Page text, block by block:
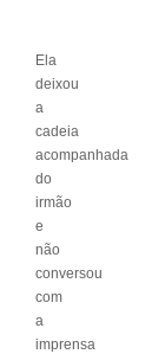
Ela
deixou
a
cadeia
acompanhada
do
irmão
e
não
conversou
com
a
imprensa